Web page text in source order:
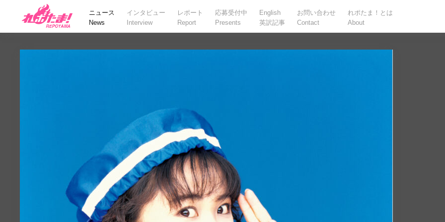
ニュース
News
インタビュー
Interview
レポート
Report
応募受付中
Presents
English
英訳記事
お問い合わせ
Contact
れポたま！とは
About